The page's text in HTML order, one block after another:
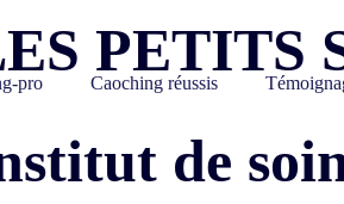
pro Caoching réussis
PETITS
de